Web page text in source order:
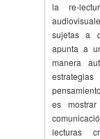
la re-
sujetas a
apunta a
manera
es
lecturas